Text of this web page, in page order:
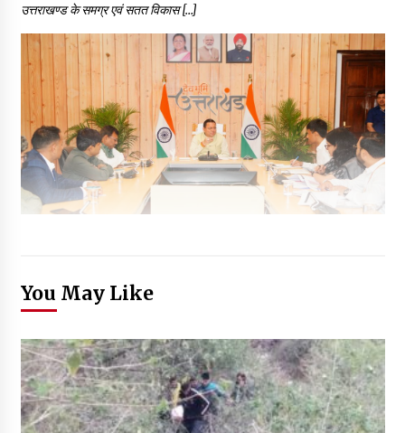
उत्तराखण्ड के समग्र एवं सतत विकास […]
You May Like